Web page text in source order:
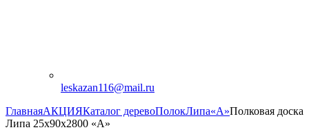
leskazan116@mail.ru
ГлавнаяАКЦИЯКаталог деревоПолокЛипа«А»Полковая доска
Липа 25х90х2800 «А»